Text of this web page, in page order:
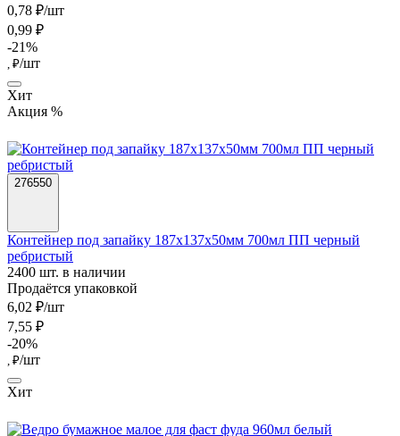
0,78 ₽/шт
0,99 ₽
-21%
, ₽/шт
Хит
Акция %
276550
Контейнер под запайку 187х137х50мм 700мл ПП черный
ребристый
2400 шт. в наличии
Продаётся упаковкой
6,02 ₽/шт
7,55 ₽
-20%
, ₽/шт
Хит